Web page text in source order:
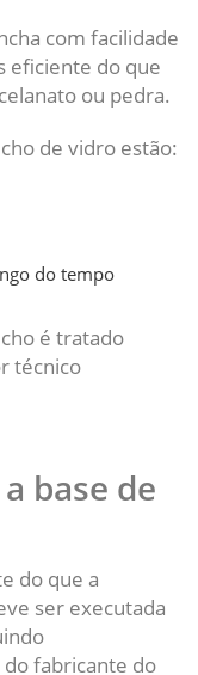
com facilidade
eficiente do que
ou pedra.
de vidro estão:
do tempo
é tratado
técnico
base de
do que a
ser executada
fabricante do